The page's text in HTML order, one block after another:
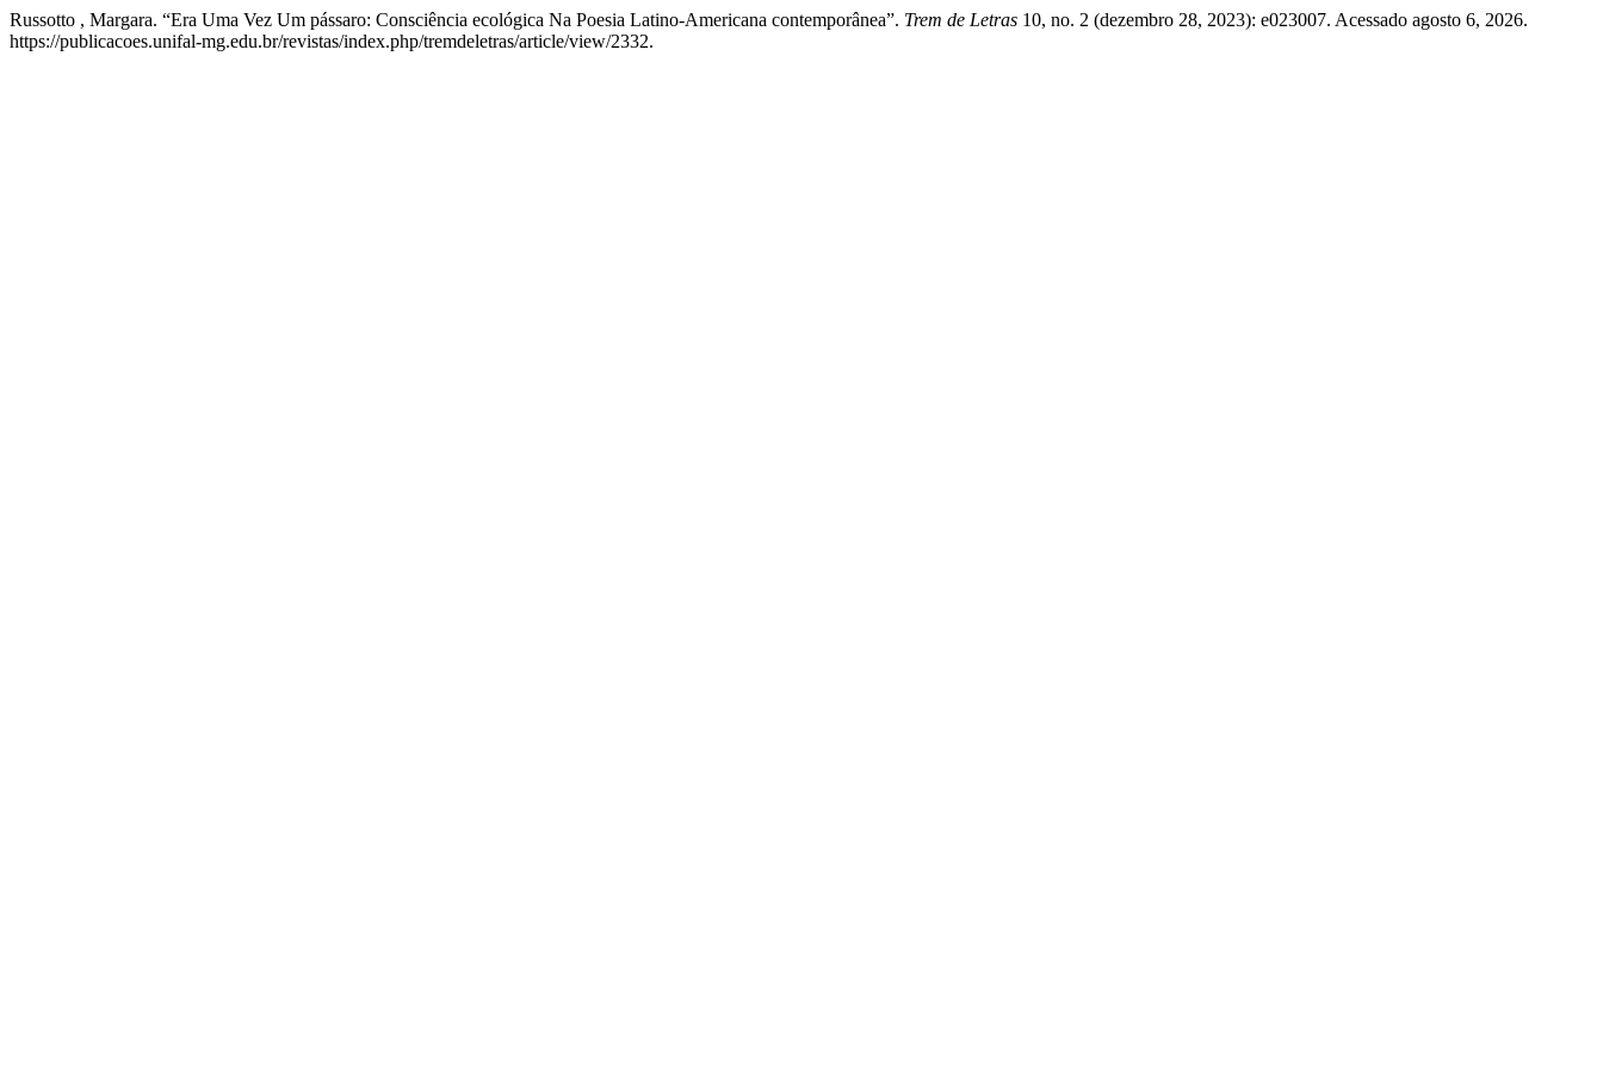
Russotto , Margara. “Era Uma Vez Um pássaro: Consciência ecológica Na Poesia Latino-Americana contemporânea”. Trem de Letras 10, no. 2 (dezembro 28, 2023): e023007. Acessado agosto 6, 2026.
https://publicacoes.unifal-mg.edu.br/revistas/index.php/tremdeletras/article/view/2332.